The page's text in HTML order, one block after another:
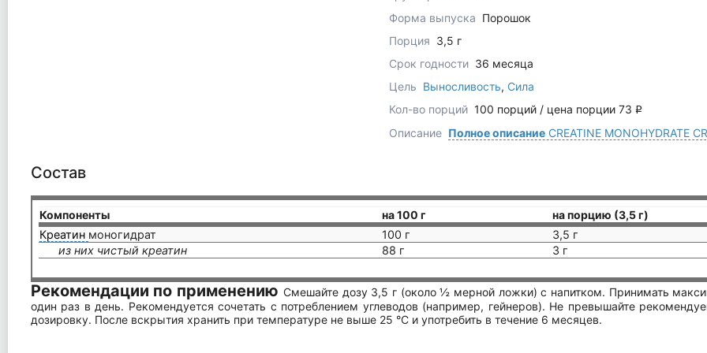
Форма выпуска Порошок
Порция 3,5 г
Срок годности 36 месяца
Цель Выносливость, Сила
Кол-во порций 100 порций / цена порции 73 q
Описание Полное описаниеCREATINE MONOHYDRATE
Состав
Компоненты на 100 г
на порцию (3,5 г)
Креатин моногидрат 100 г
3,5 г
из них чистый креатин
88 г 3 г
Рекомендации по применению Смешайте дозу 3,5 г (около ½ мерной ложки) с напитком. Принимать
один раз в день. Рекомендуется сочетать с потреблением углеводов (например, гейнеров). Не превышайте
дозировку. После вскрытия хранить при температуре не выше 25 °C и употребить в течение 6 месяцев.